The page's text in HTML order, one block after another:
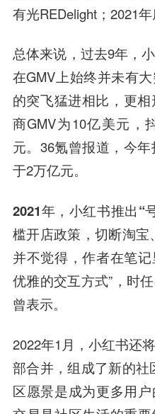
有光REDelight；2021
总体来说，过去9年，
在GMV上始终并未有
的突飞猛进相比，更
商GMV为10亿美元，
元。36氪曾报道，今
于2万亿元。
2021年，小红书推出“
槛开店政策，切断淘宝
并不觉得，作者在笔
优雅的交互方式”，时
曾表示。
2022年1月，小红书还
部合并，组成了新的社
区愿景是成为更多用